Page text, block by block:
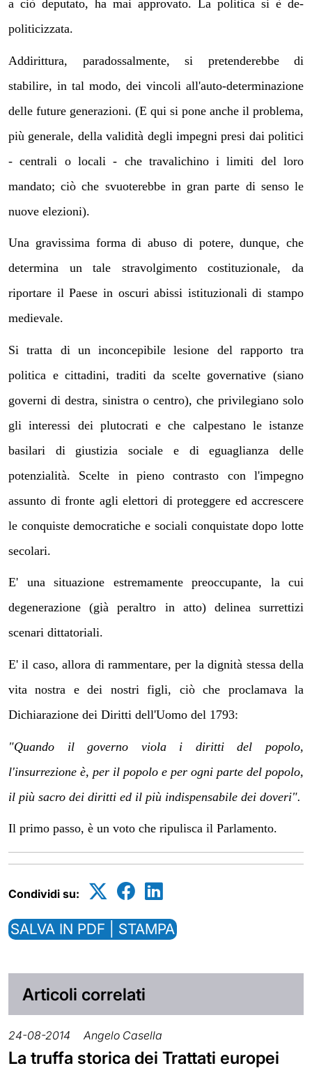
a ciò deputato, ha mai approvato. La politica si è de-
politicizzata.
Addirittura, paradossalmente, si pretenderebbe di
stabilire, in tal modo, dei vincoli all'auto-determinazione
delle future generazioni. (E qui si pone anche il problema,
più generale, della validità degli impegni presi dai politici
- centrali o locali - che travalichino i limiti del loro
mandato; ciò che svuoterebbe in gran parte di senso le
nuove elezioni).
Una gravissima forma di abuso di potere, dunque, che
determina un tale stravolgimento costituzionale, da
riportare il Paese in oscuri abissi istituzionali di stampo
medievale.
Si tratta di un inconcepibile lesione del rapporto tra
politica e cittadini, traditi da scelte governative (siano
governi di destra, sinistra o centro), che privilegiano solo
gli interessi dei plutocrati e che calpestano le istanze
basilari di giustizia sociale e di eguaglianza delle
potenzialità. Scelte in pieno contrasto con l'impegno
assunto di fronte agli elettori di proteggere ed accrescere
le conquiste democratiche e sociali conquistate dopo lotte
secolari.
E' una situazione estremamente preoccupante, la cui
degenerazione (già peraltro in atto) delinea surrettizi
scenari dittatoriali.
E' il caso, allora di rammentare, per la dignità stessa della
vita nostra e dei nostri figli, ciò che proclamava la
Dichiarazione dei Diritti dell'Uomo del 1793:
"Quando il governo viola i diritti del popolo,
l'insurrezione è, per il popolo e per ogni parte del popolo,
il più sacro dei diritti ed il più indispensabile dei doveri".
Il primo passo, è un voto che ripulisca il Parlamento.
Condividi su:
SALVA IN PDF | STAMPA
Articoli correlati
24-08-2014 Angelo Casella
La truffa storica dei Trattati europei